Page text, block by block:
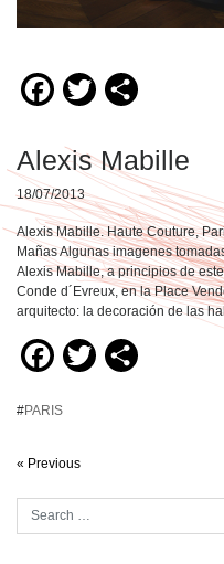
Facebook
Twitter
Alexis Mabille
18/07/2013
Alexis Mabille. Haute Couture,
Mañas Algunas imagenes
Alexis Mabille, a principios de
Conde d´Evreux, en la Place
arquitecto: la decoración de las
Facebook
Twitter
#PARIS
« Previous